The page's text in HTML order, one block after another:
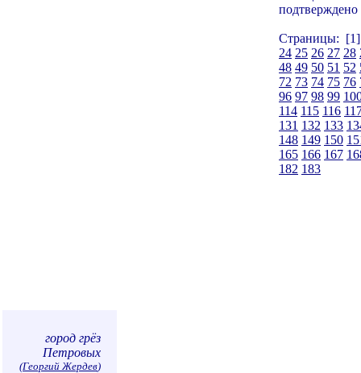
Страницы:
24 25 26 27 28
48 49 50 51 52
72 73 74 75 76
96 97 98 99
114 115 116
131 132 133
148 149 150
165 166 167
182 183
город грёз
Петровых
(Георгий Жердев)